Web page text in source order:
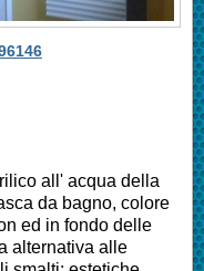
all' acqua della
da bagno, colore
ed in fondo delle
alternativa alle